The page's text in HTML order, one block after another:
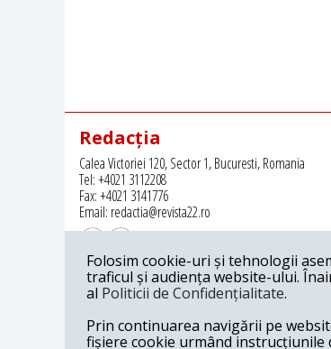
Redacția
Calea Victoriei 120, Sector 1, Bucuresti, Romania
Tel: +4021 3112208
Fax: +4021 3141776
Email: redactia@revista22.ro
Revista 22 este editata de
Folosim cookie-uri și tehnologii
traficul și audiența website-ului.
al Politicii de Confidențialitate.
Prin continuarea navigării pe
fișiere cookie urmând instrucțiunile